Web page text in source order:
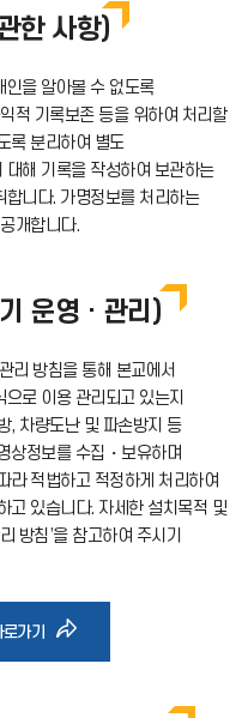
로
드
아
이
한 사항)
인을 알아볼 수 없도록
적 기록보존 등을 위하여 처리할
록 분리하여 별도
해 기록을 작성하여 보관하는
니다. 가명정보를 처리하는
개합니다.
운영 · 관리)
리 방침을 통해 본교에서
로 이용 관리되고 있는지
, 차량도난 및 파손방지 등
상정보를 수집・보유하며
라 적법하고 적정하게 처리하여
고 있습니다. 자세한 설치목적 및
방침’을 참고하여 주시기
가기 바